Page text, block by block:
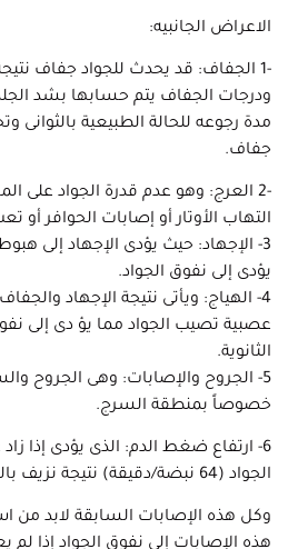
الاعراض الجانبيه:
-1 الجفاف: قد يحدث للجواد جفاف
ودرجات الجفاف يتم حسابها بشد
مدة رجوعه للحالة الطبيعية بالثوانى
جفاف.
-2 العرج: وهو عدم قدرة الجواد على
التهاب الأوتار أو إصابات الحوافر أو
3- الإجهاد: حيث يؤدى الإجهاد إلى
يؤدى إلى نفوق الجواد.
4- الهياج: ويأتى نتيجة الإجهاد
عصبية تصيب الجواد مما يؤ دى إلى
الثانوية.
5- الجروح والإصابات: وهى الجروح
خصوصاً بمنطقة السرج.
6- ارتفاع ضغط الدم: الذى يؤدى إذا
الجواد (64 نبضة/دقيقة) نتيجة نزيف بالمخ وما إلى ذلك.
وكل هذه الإصابات السابقة لابد من
هذه الإصابات إلى نفوق الجواد إذا لم